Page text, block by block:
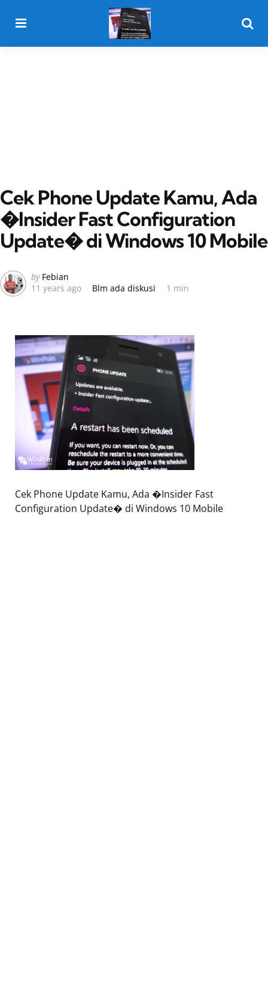
Cek Phone Update Kamu, Ada
�Insider Fast Configuration
Update� di Windows 10 Mobile
Posted
by
by Febian
11 years ago
Blm ada diskusi 1 min
Cek Phone Update Kamu, Ada �Insider Fast
Configuration Update� di Windows 10 Mobile